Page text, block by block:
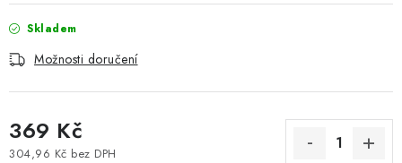
ZNAČKY
Vše o nákupu Jak reklamovat či vrátit zboží
Recenze
Skladem
Možnosti doručení
369 Kč
304,96 Kč bez DPH